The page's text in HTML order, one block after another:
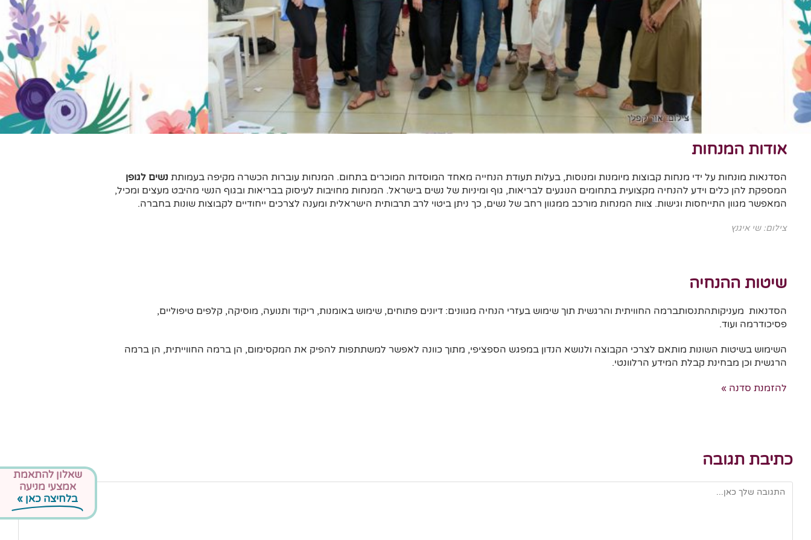
אודות המנחות
הסדנאות מונחות על ידי מנחות קבוצות מיומנות ומנוסות, בעלות תעודת הנחייה מאחד המוסדות המוכרים בתחום. המנחות עוברות הכשרה מקיפה בעמותת נשים לגופן
המספקת להן כלים וידע להנחיה מקצועית בתחומים הנוגעים לבריאות, גוף ומיניות של נשים בישראל. המנחות מחויבות לעיסוק בבריאות ובגוף הנשי מהיבט מעצים ומכיל,
המאפשר מגוון התייחסות וגישות. צוות המנחות מורכב ממגוון רחב של נשים, כך ניתן ביטוי לרב תרבותית הישראלית ומענה לצרכים ייחודיים לקבוצות שונות בחברה.
צילום: שי איגנץ
שיטות ההנחיה
הסדנאות מעניקותהתנסותברמה החוויתית והרגשית תוך שימוש בעזרי הנחיה מגוונים: דיונים פתוחים, שימוש באומנות, ריקוד ותנועה, מוסיקה, קלפים טיפוליים,
פסיכודרמה ועוד.
השימוש בשיטות השונות מותאם לצרכי הקבוצה ולנושא הנדון במפגש הספציפי, מתוך כוונה לאפשר למשתתפות להפיק את המקסימום, הן ברמה החווייתית, הן ברמה
הרגשית וכן מבחינת קבלת המידע הרלוונטי.
להזמנת סדנה »
כתיבת תגובה
שאלון להתאמת
אמצעי מניעה
בלחיצה כאן »